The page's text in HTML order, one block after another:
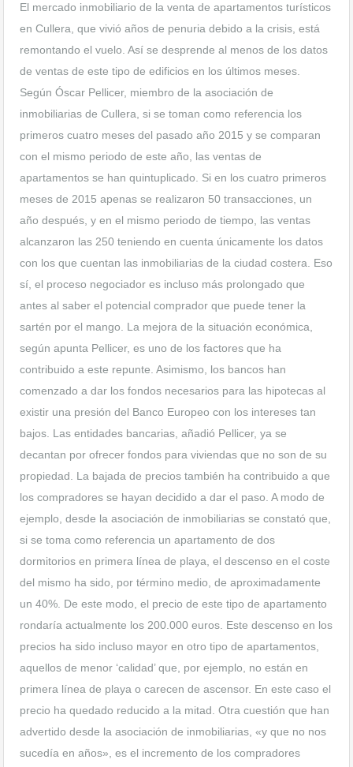
El mercado inmobiliario de la venta de apartamentos turísticos
en Cullera, que vivió años de penuria debido a la crisis, está
remontando el vuelo. Así se desprende al menos de los datos
de ventas de este tipo de edificios en los últimos meses.
Según Óscar Pellicer, miembro de la asociación de
inmobiliarias de Cullera, si se toman como referencia los
primeros cuatro meses del pasado año 2015 y se comparan
con el mismo periodo de este año, las ventas de
apartamentos se han quintuplicado. Si en los cuatro primeros
meses de 2015 apenas se realizaron 50 transacciones, un
año después, y en el mismo periodo de tiempo, las ventas
alcanzaron las 250 teniendo en cuenta únicamente los datos
con los que cuentan las inmobiliarias de la ciudad costera. Eso
sí, el proceso negociador es incluso más prolongado que
antes al saber el potencial comprador que puede tener la
sartén por el mango. La mejora de la situación económica,
según apunta Pellicer, es uno de los factores que ha
contribuido a este repunte. Asimismo, los bancos han
comenzado a dar los fondos necesarios para las hipotecas al
existir una presión del Banco Europeo con los intereses tan
bajos. Las entidades bancarias, añadió Pellicer, ya se
decantan por ofrecer fondos para viviendas que no son de su
propiedad. La bajada de precios también ha contribuido a que
los compradores se hayan decidido a dar el paso. A modo de
ejemplo, desde la asociación de inmobiliarias se constató que,
si se toma como referencia un apartamento de dos
dormitorios en primera línea de playa, el descenso en el coste
del mismo ha sido, por término medio, de aproximadamente
un 40%. De este modo, el precio de este tipo de apartamento
rondaría actualmente los 200.000 euros. Este descenso en los
precios ha sido incluso mayor en otro tipo de apartamentos,
aquellos de menor ‘calidad’ que, por ejemplo, no están en
primera línea de playa o carecen de ascensor. En este caso el
precio ha quedado reducido a la mitad. Otra cuestión que han
advertido desde la asociación de inmobiliarias, «y que no nos
sucedía en años», es el incremento de los compradores